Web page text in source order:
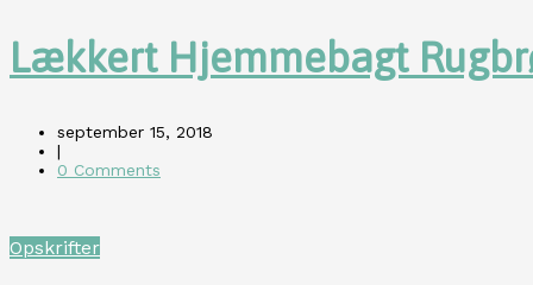
Lækkert Hjemmebagt
september 15, 2018
|
0 Comments
Opskrifter